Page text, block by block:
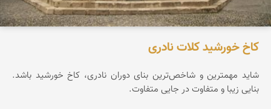
کاخ خورشید کلات نادری
شاید مهمترین و شاخص‌ترین بنای دوران نادری، کاخ خورشید باشد.
بنایی زیبا و متفاوت در جایی متفاوت.